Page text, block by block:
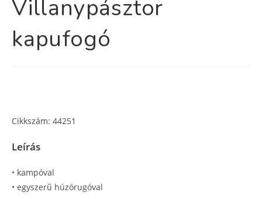
Villanypásztor
kapufogó
Cikkszám: 44251
Leírás
• kampóval
• egyszerű húzórugóval